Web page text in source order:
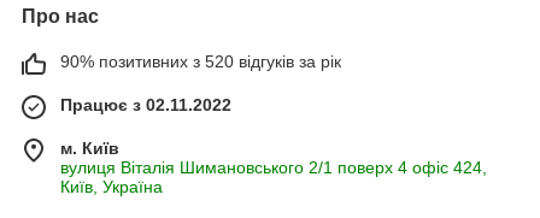
Про нас
90% позитивних з 520 відгуків за рік
Працює з 02.11.2022
м. Київ
вулиця Віталія Шимановського 2/1 поверх 4 офіс 424,
Київ, Україна